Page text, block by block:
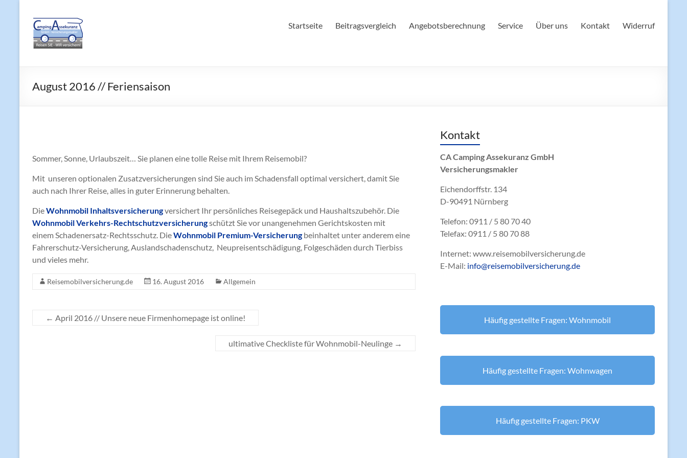
springen
Reisemobilversicherung.de Startseite Beitragsvergleich Angebotsberechnung Service Über uns Kontakt Widerruf
August 2016 // Feriensaison
Sommer, Sonne, Urlaubszeit… Sie planen eine tolle Reise mit Ihrem Reisemobil?
Mit unseren optionalen Zusatzversicherungen sind Sie auch im Schadensfall optimal versichert, damit Sie
auch nach Ihrer Reise, alles in guter Erinnerung behalten.
DieWohnmobil Inhaltsversicherungversichert Ihr persönliches Reisegepäck und Haushaltszubehör. Die
Wohnmobil Verkehrs-Rechtschutzversicherungschützt Sie vor unangenehmen Gerichtskosten mit
einem Schadenersatz-Rechtsschutz. DieWohnmobil Premium-Versicherungbeinhaltet unter anderem eine
Fahrerschutz-Versicherung, Auslandschadenschutz, Neupreisentschädigung, Folgeschäden durch Tierbiss
und vieles mehr.
Reisemobilversicherung.de 16. August 2016 Allgemein
← April 2016 // Unsere neue Firmenhomepage ist online!
ultimative Checkliste für Wohnmobil-Neulinge →
Kontakt
CA Camping Assekuranz GmbH
Versicherungsmakler
Eichendorffstr. 134
D-90491 Nürnberg
Telefon: 0911 / 5 80 70 40
Telefax: 0911 / 5 80 70 88
Internet: www.reisemobilversicherung.de
E-Mail: info@reisemobilversicherung.de
Häufig gestellte Fragen: Wohnmobil
Häufig gestellte Fragen: Wohnwagen
Häufig gestellte Fragen: PKW